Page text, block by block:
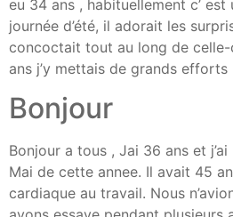
eu 34 ans , habituellement c’
journée d’été, il adorait les
concoctait tout au long de
ans j’y mettais de grands
Bonjour
Bonjour a tous , Jai 36 ans et
Mai de cette annee. Il avait 45
cardiaque au travail. Nous